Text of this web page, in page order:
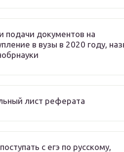
подачи документов на
в вузы в 2020 году,
лист реферата
с егэ по русскому,